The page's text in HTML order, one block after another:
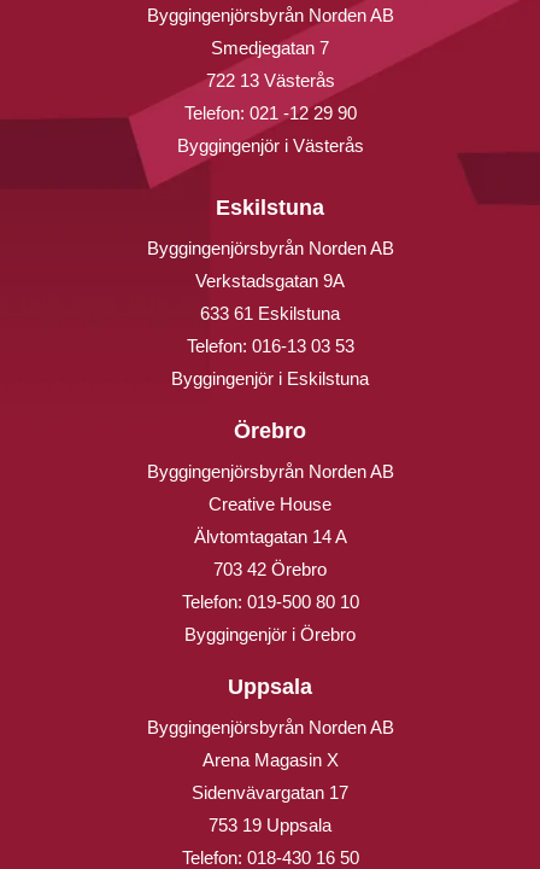
Byggingenjörsbyrån Norden AB
Smedjegatan 7
722 13 Västerås
Telefon: 021 -12 29 90
Byggingenjör i Västerås
Eskilstuna
Byggingenjörsbyrån Norden AB
Verkstadsgatan 9A
633 61 Eskilstuna
Telefon: 016-13 03 53
Byggingenjör i Eskilstuna
Örebro
Byggingenjörsbyrån Norden AB
Creative House
Älvtomtagatan 14 A
703 42 Örebro
Telefon: 019-500 80 10
Byggingenjör i Örebro
Uppsala
Byggingenjörsbyrån Norden AB
Arena Magasin X
Sidenvävargatan 17
753 19 Uppsala
Telefon: 018-430 16 50